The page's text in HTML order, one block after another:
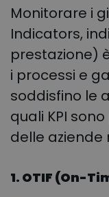
Monitorare i
Indicators,
prestazione)
i processi e
soddisfino le
quali KPI
delle
1. OTIF (On-